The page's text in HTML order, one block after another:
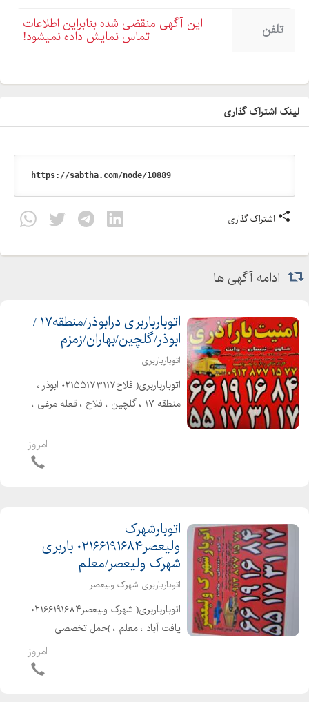
تلفن این آگهی منقضی شده بنابراین اطلاعات
تماس نمایش داده نمیشود!
لینک اشتراک گذاری
اشتراک گذاری
ادامه آگهی ها
اتوبارباربری درابوذر/منطقه۱۷ /
ابوذر/گلچین/بهاران/زمزم
اتوبارباربری
اتوبارباربری( فلاح۰۲۱۵۵۱۷۳۱۱۷ ابوذر ،
منطقه ۱۷ ، گلچین ، فلاح ، قعله مرغی ،
)حمل تخصصی بارواثاثیه منزل . ادارات .
امروز
اتوبارشهرک
ولیعصر۰۲۱۶۶۱۹۱۶۸۴ باربری
شهرک ولیعصر/معلم
اتوبارباربری شهرک ولیعصر
اتوبارباربری( شهرک ولیعصر۰۲۱۶۶۱۹۱۶۸۴
یافت آباد ، معلم ، )حمل تخصصی
بارواثاثیه منزل . ادارات . شرکتها شهر و
شهرستان با کارگران مخصوص اثاث کشی
امروز